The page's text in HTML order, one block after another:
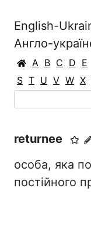
English-
Англо-
A B C D E
S T U V W X
returnee
особа, яка
постійного